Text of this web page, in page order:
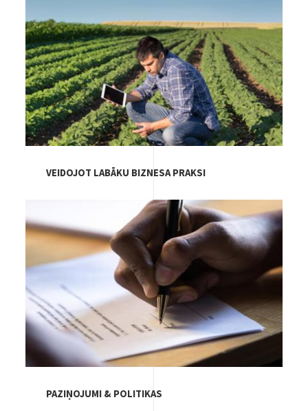
VEIDOJOT LABĀKU BIZNESA PRAKSI
PAZIŅOJUMI & POLITIKAS